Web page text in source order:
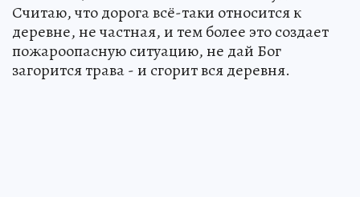
Считаю, что дорога всё-таки относится к
деревне, не частная, и тем более это создает
пожароопасную ситуацию, не дай Бог
загорится трава - и сгорит вся деревня.